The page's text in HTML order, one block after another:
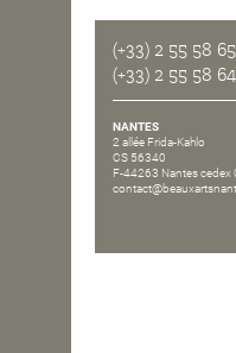
(+33) 2 55 58
(+33) 2 55 58
NANTES
2 allée Frida-Kahlo
CS 56340
F-44263 Nantes cedex